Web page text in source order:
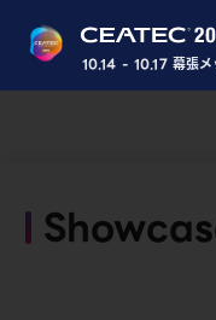
10.14 - 10.17 幕張メ